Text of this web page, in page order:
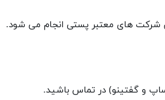
شرکت های معتبر پستی انجام می شود.
و گفتینو) در تماس باشید.